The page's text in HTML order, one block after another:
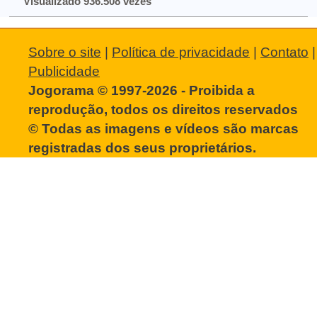
Sobre o site Política de privacidade Contato
Publicidade
Jogorama © 1997-2026 - Proibida a
reprodução, todos os direitos reservados
© Todas as imagens e vídeos são marcas
registradas dos seus proprietários.